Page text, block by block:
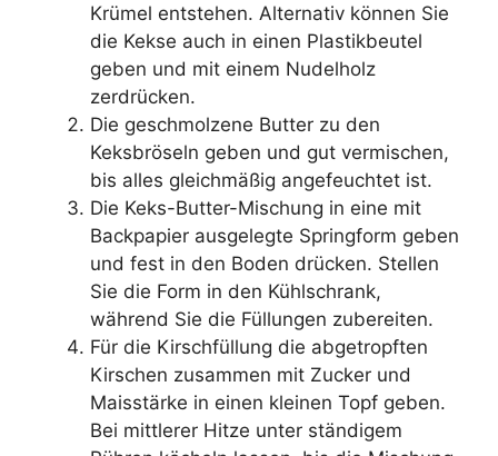
Krümel entstehen. Alternativ können Sie
die Kekse auch in einen Plastikbeutel
geben und mit einem Nudelholz
zerdrücken.
Die geschmolzene Butter zu den
Keksbröseln geben und gut vermischen,
bis alles gleichmäßig angefeuchtet ist.
Die Keks-Butter-Mischung in eine mit
Backpapier ausgelegte Springform geben
und fest in den Boden drücken. Stellen
Sie die Form in den Kühlschrank,
während Sie die Füllungen zubereiten.
Für die Kirschfüllung die abgetropften
Kirschen zusammen mit Zucker und
Maisstärke in einen kleinen Topf geben.
Bei mittlerer Hitze unter ständigem